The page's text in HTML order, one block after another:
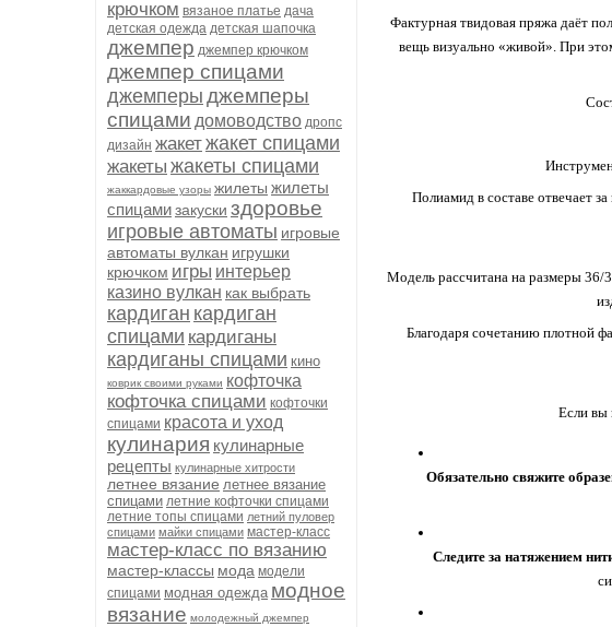
крючком вязаное платье дача
детская одежда детская шапочка
джемпер джемпер крючком
джемпер спицами
джемперы джемперы
спицами домоводство дропс
дизайн жакетжакет спицами
жакеты жакеты спицами
жаккардовые узоры жилеты жилеты
спицамизакуски здоровье
игровые автоматы игровые
автоматы вулкан игрушки
крючком игры интерьер
казино вулкан как выбрать
кардиган кардиган
спицами кардиганы
кардиганы спицами кино
коврик своими руками кофточка
кофточка спицами кофточки
спицами красота и уход
кулинария кулинарные
рецепты кулинарные хитрости
летнее вязание летнее вязание
спицами летние кофточки спицами
летние топы спицами летний пуловер
спицами майки спицами мастер-класс
мастер-класс по вязанию
мастер-классы мода модели
спицами модная одежда модное
вязание молодежный джемпер
Фактурнаятвидоваяпряжадаёт
вещь визуально «живой». При
Полиамид в составе отвечает за
Модель рассчитана на размеры 36/
Благодаря сочетанию плотной
Есливы
Обязательно свяжите
Следитезанатяжением